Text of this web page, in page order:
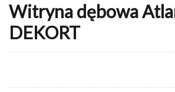
Witryna dębowa
DEKORT